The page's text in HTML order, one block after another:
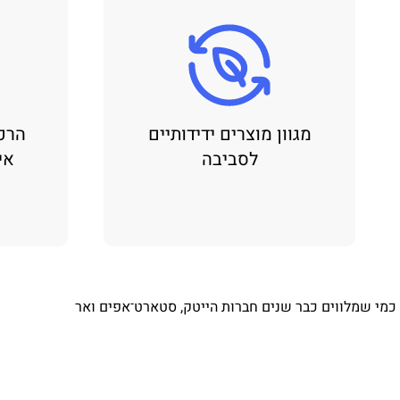
מגוון מוצרים ידידותיים
לסביבה
⁨ כמי שמלווים כבר שנים חברות הייטק, סטארט־אפים ואר